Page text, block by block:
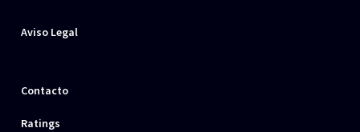
Aviso Legal
Contacto
Ratings